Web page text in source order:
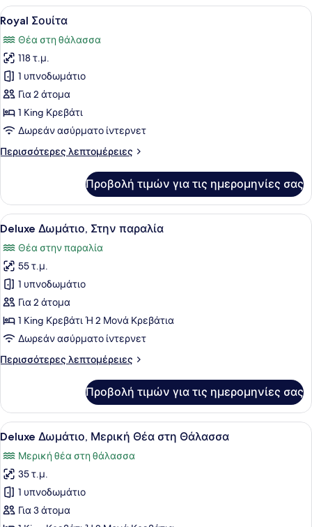
Προβολή
όλων
των
φωτογραφιών
για
Royal
Σουίτα
Ένα μοντέρνο, φωτεινό σαλόνι
13
Royal Σουίτα
Θέα στη θάλασσα
118 τ.μ.
1 υπνοδωμάτιο
Για 2 άτομα
1 King Κρεβάτι
Δωρεάν ασύρματο ίντερνετ
Περισσότερες λεπτομέρειες
Περισσότερες
Σουίτα
Προβολή τιμών για τις ημερομηνίες σας
Προβολή
όλων
των
φωτογραφιών
για
Deluxe
Δωμάτιο,
Στην
παραλία
Deluxe Δωμάτιο, Στην παραλία |
6
Deluxe Δωμάτιο, Στην παραλία
Θέα στην παραλία
55 τ.μ.
1 υπνοδωμάτιο
Για 2 άτομα
1 King Κρεβάτι Ή 2 Μονά Κρεβάτια
Δωρεάν ασύρματο ίντερνετ
Περισσότερες λεπτομέρειες
Περισσότερες
Δωμάτιο,
Στην
παραλία
Προβολή τιμών για τις ημερομηνίες σας
Προβολή
όλων
των
φωτογραφιών
για
Deluxe
Χρηματοκιβώτιο στο δωμάτιο,
2
Deluxe Δωμάτιο, Μερική Θέα στη Θάλασσα
Μερική θέα στη θάλασσα
35 τ.μ.
1 υπνοδωμάτιο
Για 3 άτομα